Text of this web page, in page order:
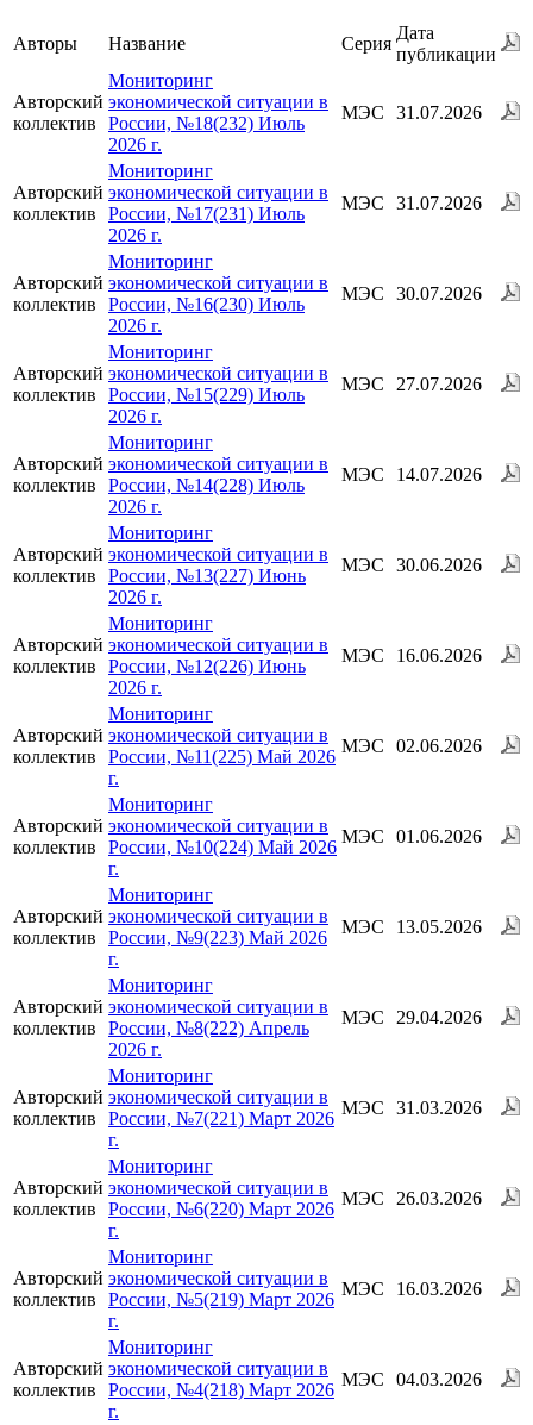
Авторы Название Серия
Дата
публикации
Авторский
коллектив
Мониторинг
экономической ситуации в
России, №18(232) Июль
2026 г.
МЭС 31.07.2026
Авторский
коллектив
Мониторинг
экономической ситуации в
России, №17(231) Июль
2026 г.
МЭС 31.07.2026
Авторский
коллектив
Мониторинг
экономической ситуации в
России, №16(230) Июль
2026 г.
МЭС 30.07.2026
Авторский
коллектив
Мониторинг
экономической ситуации в
России, №15(229) Июль
2026 г.
МЭС 27.07.2026
Авторский
коллектив
Мониторинг
экономической ситуации в
России, №14(228) Июль
2026 г.
МЭС 14.07.2026
Авторский
коллектив
Мониторинг
экономической ситуации в
России, №13(227) Июнь
2026 г.
МЭС 30.06.2026
Авторский
коллектив
Мониторинг
экономической ситуации в
России, №12(226) Июнь
2026 г.
МЭС 16.06.2026
Авторский
коллектив
Мониторинг
экономической ситуации в
России, №11(225) Май 2026
г.
МЭС 02.06.2026
Авторский
коллектив
Мониторинг
экономической ситуации в
России, №10(224) Май 2026
г.
МЭС 01.06.2026
Авторский
коллектив
Мониторинг
экономической ситуации в
России, №9(223) Май 2026
г.
МЭС 13.05.2026
Авторский
коллектив
Мониторинг
экономической ситуации в
России, №8(222) Апрель
2026 г.
МЭС 29.04.2026
Авторский
коллектив
Мониторинг
экономической ситуации в
России, №7(221) Март 2026
г.
МЭС 31.03.2026
Авторский
коллектив
Мониторинг
экономической ситуации в
России, №6(220) Март 2026
г.
МЭС 26.03.2026
Авторский
коллектив
Мониторинг
экономической ситуации в
России, №5(219) Март 2026
г.
МЭС 16.03.2026
Авторский
коллектив
Мониторинг
экономической ситуации в
России, №4(218) Март 2026
г.
МЭС 04.03.2026